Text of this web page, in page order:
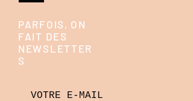
PARFOIS, ON
FAIT DES
NEWSLETTER
S